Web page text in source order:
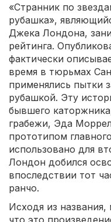
«Странник по
рубашка»,
Джека Лондона,
рейтинга.
фактически
время в тюрьмах
применялись пытки
рубашкой. Эту
бывшего
грабежи, Эда
прототипом
использовано для
Лондон добился
впоследствии тот
ранчо.
Исходя из
что это